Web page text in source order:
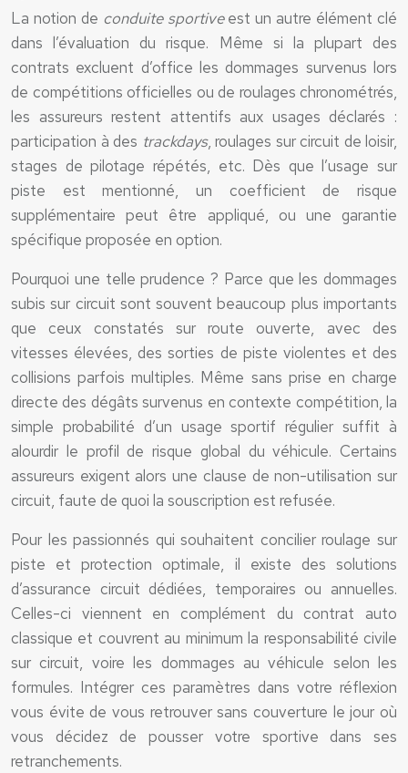
La notion de conduite sportiveest un autre élément clé
dans l’évaluation du risque. Même si la plupart des
contrats excluent d’office les dommages survenus lors
de compétitions officielles ou de roulages chronométrés,
les assureurs restent attentifs aux usages déclarés :
participation à des trackdays, roulages sur circuit de loisir,
stages de pilotage répétés, etc. Dès que l’usage sur
piste est mentionné, un coefficient de risque
supplémentaire peut être appliqué, ou une garantie
spécifique proposée en option.
Pourquoi une telle prudence ? Parce que les dommages
subis sur circuit sont souvent beaucoup plus importants
que ceux constatés sur route ouverte, avec des
vitesses élevées, des sorties de piste violentes et des
collisions parfois multiples. Même sans prise en charge
directe des dégâts survenus en contexte compétition, la
simple probabilité d’un usage sportif régulier suffit à
alourdir le profil de risque global du véhicule. Certains
assureurs exigent alors une clause de non-utilisation sur
circuit, faute de quoi la souscription est refusée.
Pour les passionnés qui souhaitent concilier roulage sur
piste et protection optimale, il existe des solutions
d’assurance circuit dédiées, temporaires ou annuelles.
Celles-ci viennent en complément du contrat auto
classique et couvrent au minimum la responsabilité civile
sur circuit, voire les dommages au véhicule selon les
formules. Intégrer ces paramètres dans votre réflexion
vous évite de vous retrouver sans couverture le jour où
vous décidez de pousser votre sportive dans ses
retranchements.